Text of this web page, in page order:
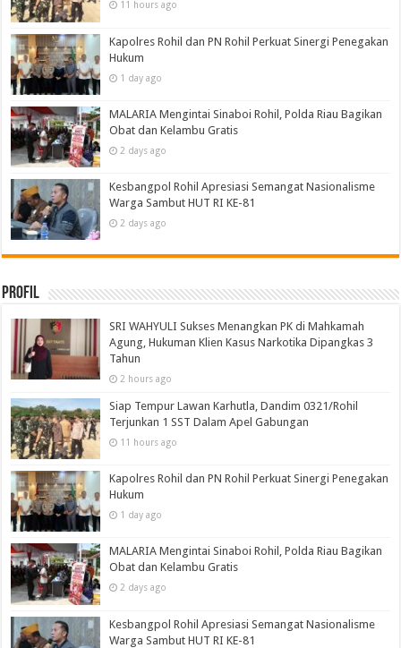
11 hours ago
Kapolres Rohil dan PN Rohil Perkuat Sinergi Penegakan
Hukum
1 day ago
MALARIA Mengintai Sinaboi Rohil, Polda Riau Bagikan
Obat dan Kelambu Gratis
2 days ago
Kesbangpol Rohil Apresiasi Semangat Nasionalisme
Warga Sambut HUT RI KE-81
2 days ago
Profil
SRI WAHYULI Sukses Menangkan PK di Mahkamah
Agung, Hukuman Klien Kasus Narkotika Dipangkas 3
Tahun
2 hours ago
Siap Tempur Lawan Karhutla, Dandim 0321/Rohil
Terjunkan 1 SST Dalam Apel Gabungan
11 hours ago
Kapolres Rohil dan PN Rohil Perkuat Sinergi Penegakan
Hukum
1 day ago
MALARIA Mengintai Sinaboi Rohil, Polda Riau Bagikan
Obat dan Kelambu Gratis
2 days ago
Kesbangpol Rohil Apresiasi Semangat Nasionalisme
Warga Sambut HUT RI KE-81